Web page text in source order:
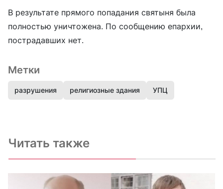
В результате прямого попадания святыня была
полностью уничтожена. По сообщению епархии,
пострадавших нет.
Метки
разрушения религиозные здания УПЦ
Читать также